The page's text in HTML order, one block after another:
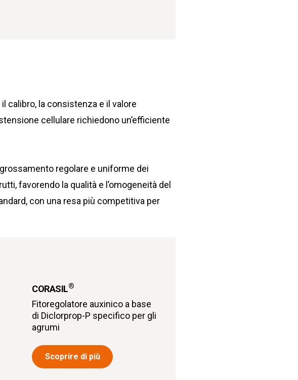
calibro, la consistenza e il valore
cellulare richiedono un’efficiente
regolare e uniforme dei
favorendo la qualità e l’omogeneità del
con una resa più competitiva per
CORASIL®
Fitoregolatore auxinico a base
di Diclorprop-P specifico per gli
agrumi
Scoprire di più